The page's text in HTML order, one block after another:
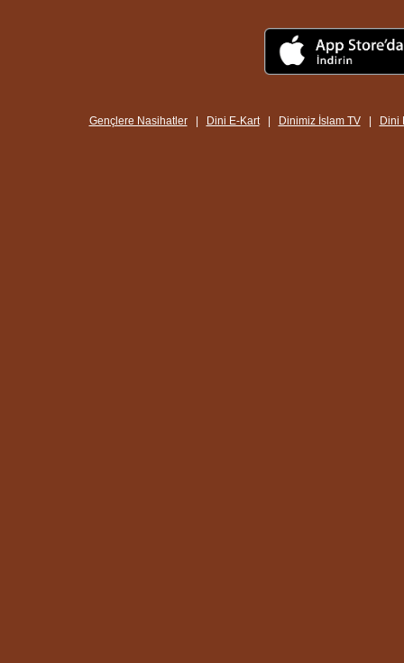
Gençlere Nasihatler| Dini E-Kart| Dinimiz İslam TV| Dini